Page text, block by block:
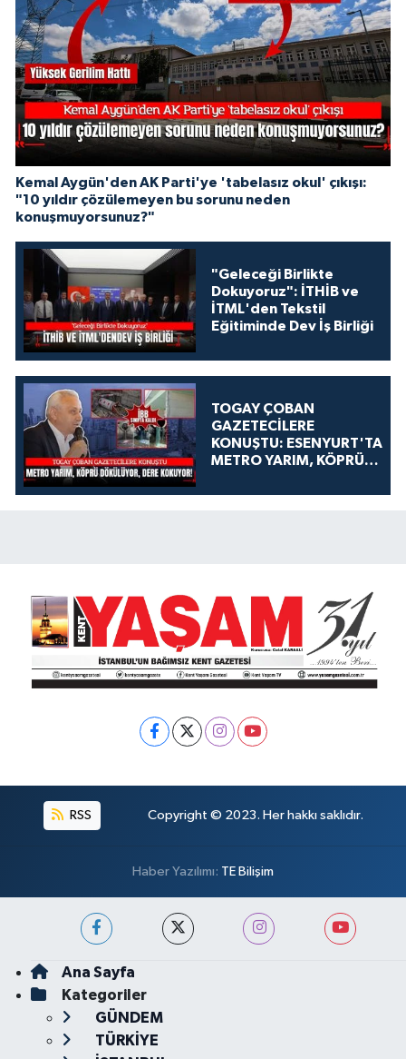
Kemal Aygün'den AK Parti'ye 'tabelasız okul' çıkışı:
"10 yıldır çözülemeyen bu sorunu neden
konuşmuyorsunuz?"
"Geleceği Birlikte
Dokuyoruz": İTHİB ve
İTML'den Tekstil
Eğitiminde Dev İş Birliği
TOGAY ÇOBAN
GAZETECİLERE
KONUŞTU: ESENYURT'TA
METRO YARIM, KÖPRÜ
KOKUYOR!
RSS Copyright © 2023. Her hakkı saklıdır.
Haber Yazılımı: TE Bilişim
Ana Sayfa
Kategoriler
GÜNDEM
TÜRKİYE